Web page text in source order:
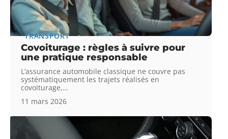
TRANSPORT
Covoiturage : règles à suivre pour
une pratique responsable
L’assurance automobile classique ne couvre pas
systématiquement les trajets réalisés en
covoiturage,…
11 mars 2026